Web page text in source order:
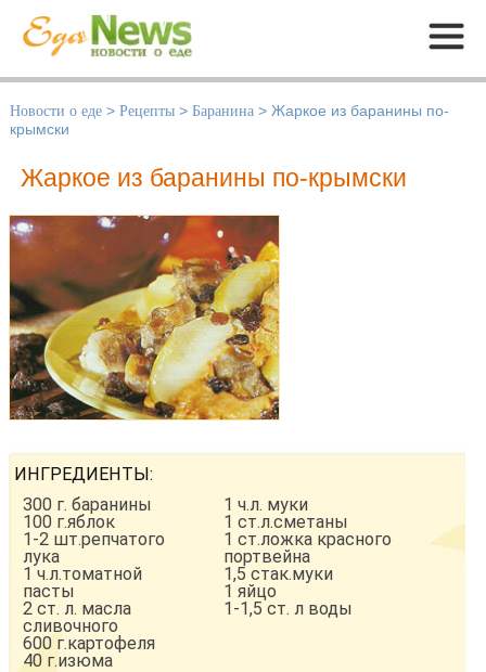
Меню
Новости о еде > Рецепты > Баранина > Жаркое из баранины по-
крымски
Жаркое из баранины по-крымски
ИНГРЕДИЕНТЫ:
300 г. баранины
100 г.яблок
1-2 шт.репчатого
лука
1 ч.л.томатной
пасты
2 ст. л. масла
сливочного
600 г.картофеля
40 г.изюма
1 ч.л. муки
1 ст.л.сметаны
1 ст.ложка красного
портвейна
1,5 стак.муки
1 яйцо
1-1,5 ст. л воды